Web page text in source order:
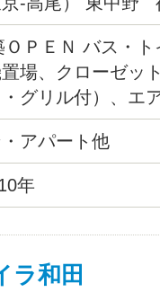
ＯＰＥＮ バス・
場、クローゼッ
グリル付）、エ
ニー、室内干フッ
り。
アパート他
年
ラ和田